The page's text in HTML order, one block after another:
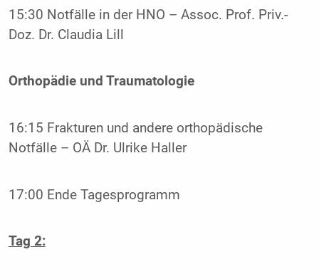
15:30 Notfälle in der HNO – Assoc. Prof. Priv.-
Doz. Dr. Claudia Lill
Orthopädie und Traumatologie
16:15 Frakturen und andere orthopädische
Notfälle – OÄ Dr. Ulrike Haller
17:00 Ende Tagesprogramm
Tag 2: